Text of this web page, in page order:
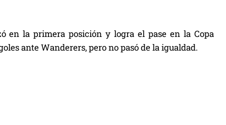
en la primera posición y logra el pase en la Copa
ante Wanderers, pero no pasó de la igualdad.